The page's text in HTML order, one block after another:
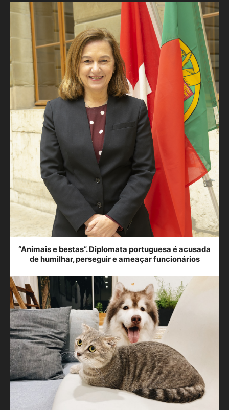
“Animais e bestas”. Diplomata portuguesa é acusada
de humilhar, perseguir e ameaçar funcionários